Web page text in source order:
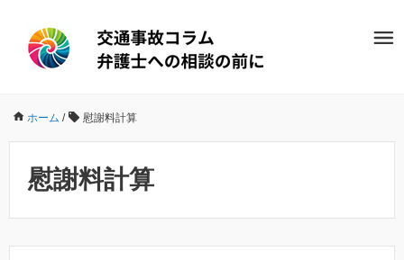
ホーム / 慰謝料計算
慰謝料計算